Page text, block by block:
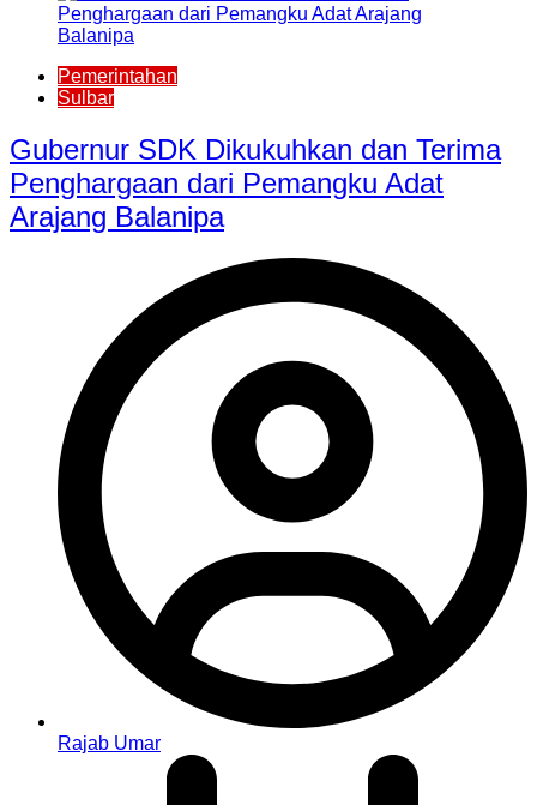
Pemerintahan
Sulbar
Gubernur SDK Dikukuhkan dan Terima
Penghargaan dari Pemangku Adat
Arajang Balanipa
Rajab Umar